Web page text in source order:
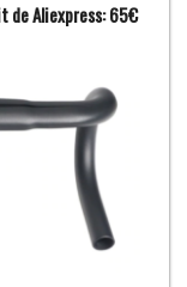
de Aliexpress: 65€